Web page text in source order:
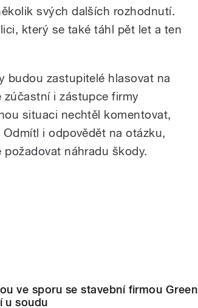
svých dalších rozhodnutí.
který se také táhl pět let a ten
budou zastupitelé hlasovat na
zúčastní i zástupce firmy
situaci nechtěl komentovat,
i odpovědět na otázku,
náhradu škody.
ve sporu se stavební firmou Green
u soudu